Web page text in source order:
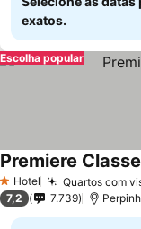
exatos.
Escolha popular
1 Estrelas
Hotel Quartos com
Premiere
7,2 7.739